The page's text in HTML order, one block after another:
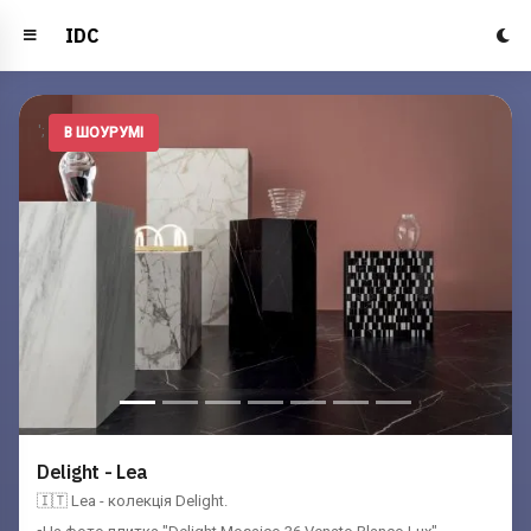
IDC
'; В ШОУРУМІ
Delight - Lea
🇮🇹 Lea - колекція Delight.